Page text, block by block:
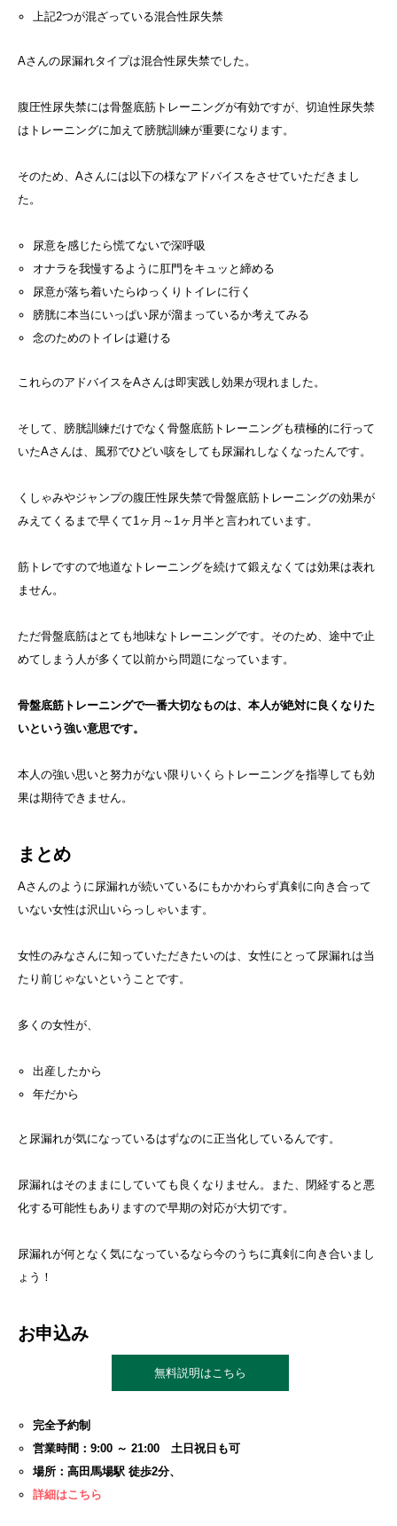
上記2つが混ざっている混合性尿失禁
Aさんの尿漏れタイプは混合性尿失禁でした。
腹圧性尿失禁には骨盤底筋トレーニングが有効ですが、切迫性尿失禁
はトレーニングに加えて膀胱訓練が重要になります。
そのため、Aさんには以下の様なアドバイスをさせていただきまし
た。
尿意を感じたら慌てないで深呼吸
オナラを我慢するように肛門をキュッと締める
尿意が落ち着いたらゆっくりトイレに行く
膀胱に本当にいっぱい尿が溜まっているか考えてみる
念のためのトイレは避ける
これらのアドバイスをAさんは即実践し効果が現れました。
そして、膀胱訓練だけでなく骨盤底筋トレーニングも積極的に行って
いたAさんは、風邪でひどい咳をしても尿漏れしなくなったんです。
くしゃみやジャンプの腹圧性尿失禁で骨盤底筋トレーニングの効果が
みえてくるまで早くて1ヶ月～1ヶ月半と言われています。
筋トレですので地道なトレーニングを続けて鍛えなくては効果は表れ
ません。
ただ骨盤底筋はとても地味なトレーニングです。そのため、途中で止
めてしまう人が多くて以前から問題になっています。
骨盤底筋トレーニングで一番大切なものは、本人が絶対に良くなりた
いという強い意思です。
本人の強い思いと努力がない限りいくらトレーニングを指導しても効
果は期待できません。
まとめ
Aさんのように尿漏れが続いているにもかかわらず真剣に向き合って
いない女性は沢山いらっしゃいます。
女性のみなさんに知っていただきたいのは、女性にとって尿漏れは当
たり前じゃないということです。
多くの女性が、
出産したから
年だから
と尿漏れが気になっているはずなのに正当化しているんです。
尿漏れはそのままにしていても良くなりません。また、閉経すると悪
化する可能性もありますので早期の対応が大切です。
尿漏れが何となく気になっているなら今のうちに真剣に向き合いまし
ょう！
お申込み
無料説明はこちら
完全予約制
営業時間：9:00 ～ 21:00 土日祝日も可
場所：高田馬場駅 徒歩2分、
詳細はこちら